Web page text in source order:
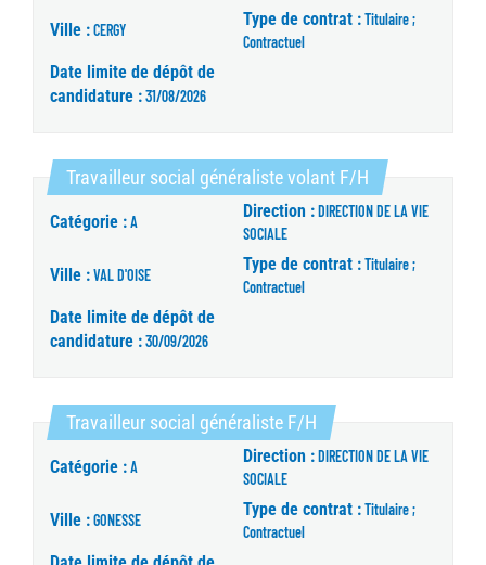
Ville :CERGY
Type de contrat :Titulaire ;
Contractuel
Date limite de dépôt de
candidature :31/08/2026
Travailleur social généraliste volant F/H (Nouvelle
Catégorie :A
Direction :DIRECTION DE LA VIE
SOCIALE
Ville :VAL D'OISE
Type de contrat :Titulaire ;
Contractuel
Date limite de dépôt de
candidature :30/09/2026
Travailleur social généraliste F/H (Nouvelle fenêtre)
Catégorie :A
Direction :DIRECTION DE LA VIE
SOCIALE
Ville :GONESSE
Type de contrat :Titulaire ;
Contractuel